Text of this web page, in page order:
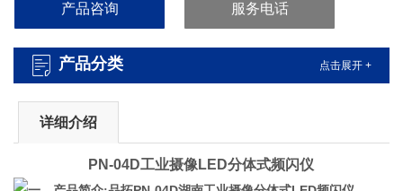
LED灯珠和灯管组件，可提供均匀柔和的灯光。（品拓PN-04D湖南
产品咨询 服务电话
产品分类 点击展开 +
详细介绍
PN-04D工业摄像LED分体式频闪仪